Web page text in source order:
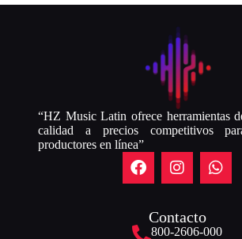
“HZ Music Latin ofrece herramientas
calidad a precios competitivos
productores en línea”
Contacto
800-2606-000